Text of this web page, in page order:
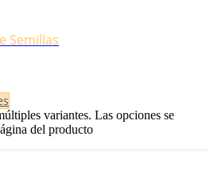
Semillas
variantes. Las opciones se
del producto